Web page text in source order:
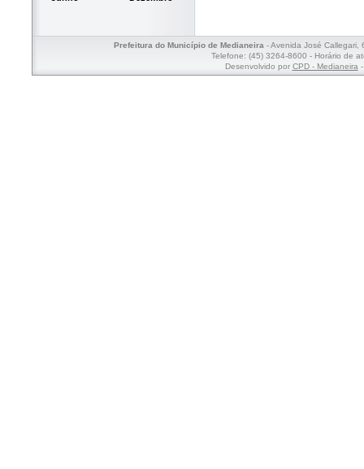
Prefeitura do Município de Medianeira- Avenida José Callegari,
Telefone: (45) 3264-8600 - Horário de
Desenvolvido por CPD - Medianeira-